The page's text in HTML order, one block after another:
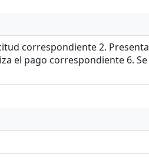
correspondiente 2.
el pago correspondiente 6.